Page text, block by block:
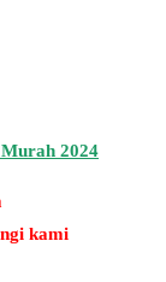
2024
kami